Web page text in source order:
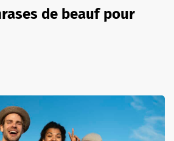
de beauf pour